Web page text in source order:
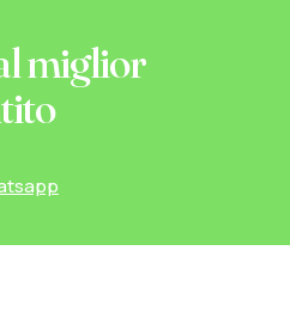
miglior